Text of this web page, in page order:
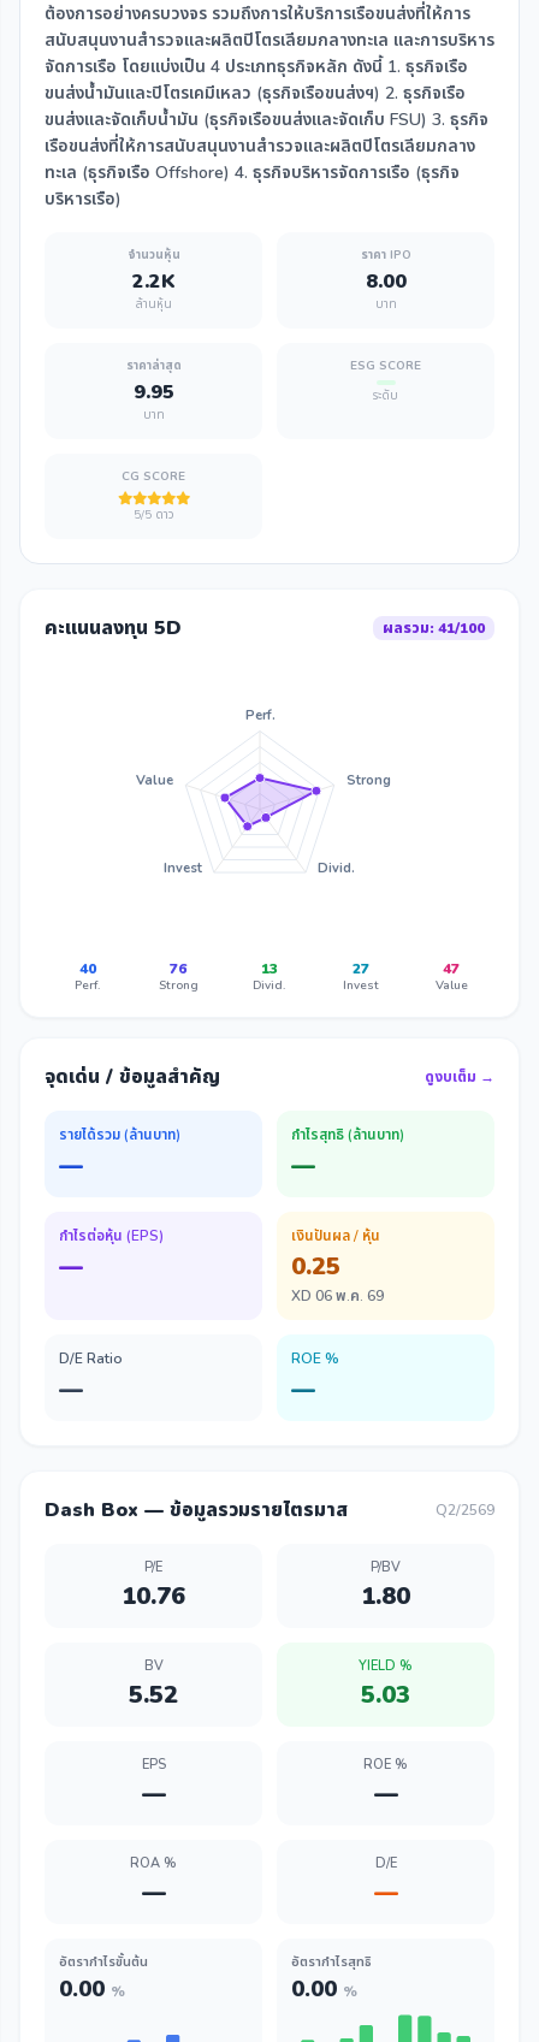
ต้องการอย่างครบวงจร รวมถึงการให้บริการเรือขนส่งที่ให้การ
สนับสนุนงานสำรวจและผลิตปิโตรเลียมกลางทะเล และการบริหาร
จัดการเรือ โดยแบ่งเป็น 4 ประเภทธุรกิจหลัก ดังนี้ 1. ธุรกิจเรือ
ขนส่งน้ำมันและปิโตรเคมีเหลว (ธุรกิจเรือขนส่งฯ) 2. ธุรกิจเรือ
ขนส่งและจัดเก็บน้ำมัน (ธุรกิจเรือขนส่งและจัดเก็บ FSU) 3. ธุรกิจ
เรือขนส่งที่ให้การสนับสนุนงานสำรวจและผลิตปิโตรเลียมกลาง
ทะเล (ธุรกิจเรือ Offshore) 4. ธุรกิจบริหารจัดการเรือ (ธุรกิจ
บริหารเรือ)
จำนวนหุ้น
2.2K
ล้านหุ้น
ราคา IPO
8.00
บาท
ราคาล่าสุด
9.95
บาท
ESG SCORE
ระดับ
CG SCORE
5/5 ดาว
คะแนนลงทุน 5D ผลรวม: 41/100
Perf.
Strong
Divid.
Invest
Value
40
Perf.
76
Strong
13
Divid.
27
Invest
47
Value
จุดเด่น / ข้อมูลสำคัญ ดูงบเต็ม →
รายได้รวม (ล้านบาท)
—
กำไรสุทธิ (ล้านบาท)
—
กำไรต่อหุ้น (EPS)
—
เงินปันผล / หุ้น
0.25
XD 06 พ.ค. 69
D/E Ratio
—
ROE %
—
Dash Box — ข้อมูลรวมรายไตรมาส Q2/2569
P/E
10.76
P/BV
1.80
BV
5.52
YIELD %
5.03
EPS
—
ROE %
—
ROA %
—
D/E
—
อัตรากำไรขั้นต้น
0.00 %
อัตรากำไรสุทธิ
0.00 %